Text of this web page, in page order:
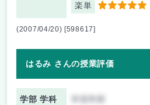
楽単 5
(2007/04/20) [598617]
はるみ さんの授業評価
学部 学科